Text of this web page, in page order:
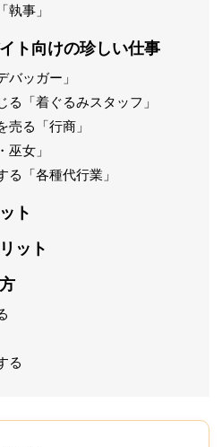
事」
ト向けの珍しい仕事
ッガー」
「着ぐるみスタッフ」
る「行商」
女」
「各種代行業」
ト
ット
る